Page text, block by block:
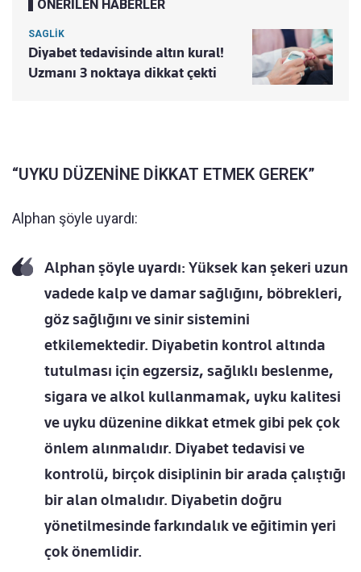
ÖNERİLEN HABERLER
SAGLİK
Diyabet tedavisinde altın kural!
Uzmanı 3 noktaya dikkat çekti
“UYKU DÜZENİNE DİKKAT ETMEK GEREK”
Alphan şöyle uyardı:
Alphan şöyle uyardı: Yüksek kan şekeri uzun
vadede kalp ve damar sağlığını, böbrekleri,
göz sağlığını ve sinir sistemini
etkilemektedir. Diyabetin kontrol altında
tutulması için egzersiz, sağlıklı beslenme,
sigara ve alkol kullanmamak, uyku kalitesi
ve uyku düzenine dikkat etmek gibi pek çok
önlem alınmalıdır. Diyabet tedavisi ve
kontrolü, birçok disiplinin bir arada çalıştığı
bir alan olmalıdır. Diyabetin doğru
yönetilmesinde farkındalık ve eğitimin yeri
çok önemlidir.